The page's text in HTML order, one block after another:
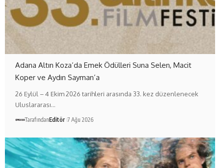
Adana Altın Koza’da Emek Ödülleri Suna Selen, Macit
Koper ve Aydın Sayman’a
26 Eylül – 4 Ekim 2026 tarihleri arasında 33. kez düzenlenecek
Uluslararası…
TarafındanEditör 7 Ağu 2026